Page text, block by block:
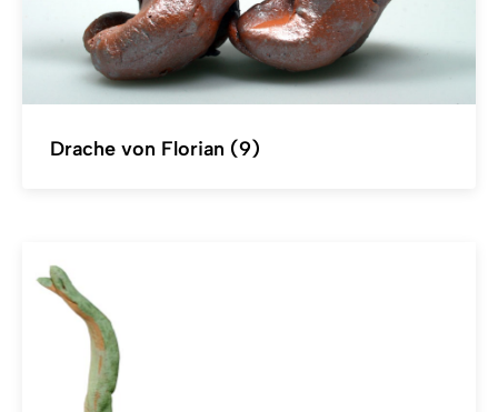
Drache von Florian (9)